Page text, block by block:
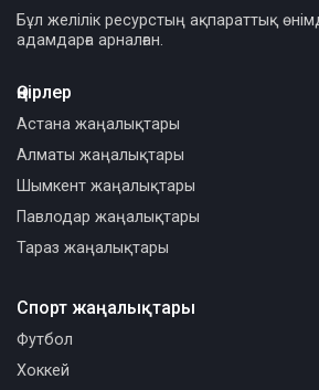
Бұл желілік ресурстың ақпараттық
адамдарға арналған.
Өңірлер
Астана жаңалықтары
Алматы жаңалықтары
Шымкент жаңалықтары
Павлодар жаңалықтары
Тараз жаңалықтары
Спорт жаңалықтары
Футбол
Хоккей